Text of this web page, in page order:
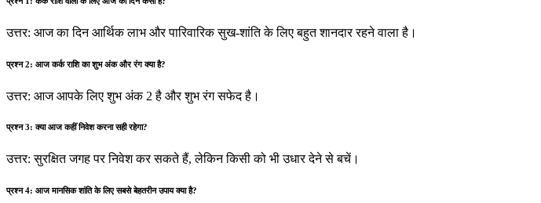
उत्तर: आज का दिन आर्थिक लाभ और पारिवारिक सुख-शांति के लिए बहुत शानदार रहने वाला है।
प्रश्न 2: आज कर्क राशि का शुभ अंक और रंग क्या है?
उत्तर: आज आपके लिए शुभ अंक 2 है और शुभ रंग सफेद है।
प्रश्न 3: क्या आज कहीं निवेश करना सही रहेगा?
उत्तर: सुरक्षित जगह पर निवेश कर सकते हैं, लेकिन किसी को भी उधार देने से बचें।
प्रश्न 4: आज मानसिक शांति के लिए सबसे बेहतरीन उपाय क्या है?